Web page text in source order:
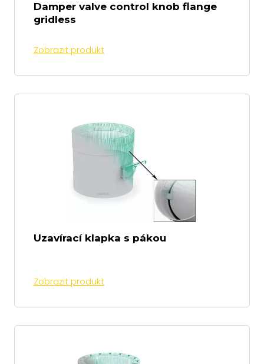
Damper valve control knob flange
gridless
Zobrazit produkt
Uzavírací klapka s pákou
Zobrazit produkt